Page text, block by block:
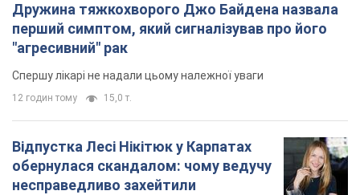
Дружина тяжкохворого Джо Байдена назвала
перший симптом, який сигналізував про його
"агресивний" рак
Спершу лікарі не надали цьому належної уваги
12 годин тому 15,0 т.
Відпустка Лесі Нікітюк у Карпатах
обернулася скандалом: чому ведучу
несправедливо захейтили